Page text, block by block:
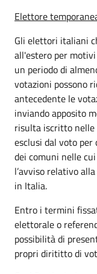
Elettore
Gli elettori italiani
all'estero per
un periodo di
votazioni possono
antecedente le
inviando apposito
risulta iscritto
esclusi dal voto
dei comuni nelle
l’avviso relativo
in Italia.
Entro i termini
elettorale o
possibilità di
propri dirititto di